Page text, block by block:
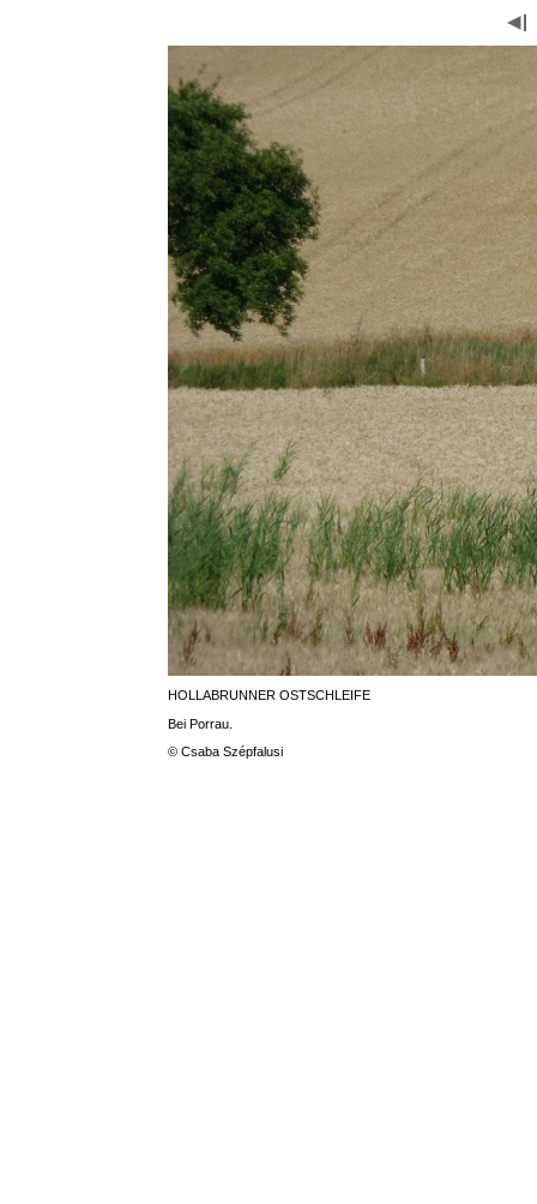
HOLLABRUNNER OSTSCHLEIFE
Bei Porrau.
© Csaba Szépfalusi